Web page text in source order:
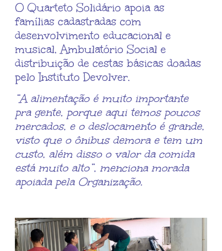
O Quarteto Solidário apoia as
famílias cadastradas com
desenvolvimento educacional e
musical, Ambulatório Social e
distribuição de cestas básicas doadas
pelo Instituto Devolver.
“A alimentação é muito importante
pra gente, porque aqui temos poucos
mercados, e o deslocamento é grande,
visto que o ônibus demora e tem um
custo, além disso o valor da comida
está muito alto”, menciona morada
apoiada pela Organização.